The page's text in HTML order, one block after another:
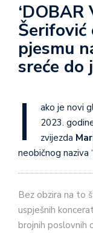
‘DOBAR
Šerifović
pjesmu
sreće do
I
ako je novi
2023.
zvijezda
neobičnog naziva
Bez obzira na to
uspješnih
brojnih poslovnih